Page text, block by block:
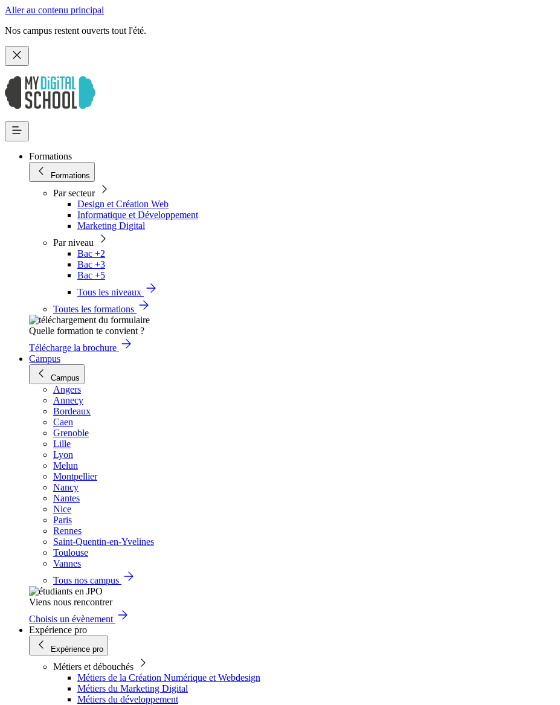
Aller au contenu principal
Nos campus restent ouverts tout l'été.
Formations
Formations
Par secteur
Design et Création Web
Informatique et Développement
Marketing Digital
Par niveau
Bac +2
Bac +3
Bac +5
Tous les niveaux
Toutes les formations
Quelle formation te convient ?
Télécharge la brochure
Campus
Campus
Angers
Annecy
Bordeaux
Caen
Grenoble
Lille
Lyon
Melun
Montpellier
Nancy
Nantes
Nice
Paris
Rennes
Saint-Quentin-en-Yvelines
Toulouse
Vannes
Tous nos campus
Viens nous rencontrer
Choisis un évènement
Expérience pro
Expérience pro
Métiers et débouchés
Métiers de la Création Numérique et Webdesign
Métiers du Marketing Digital
Métiers du développement